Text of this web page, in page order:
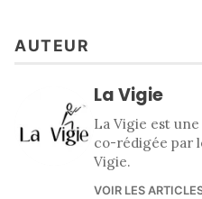
AUTEUR
La Vigie
La Vigie est
co-rédigée par
Vigie.
VOIR LES